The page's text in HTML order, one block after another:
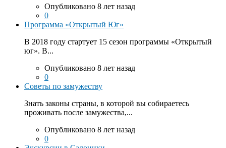
Опубликовано 8 лет назад
0
Программа «Открытый Юг»
В 2018 году стартует 15 сезон программы «Открытый
юг». В...
Опубликовано 8 лет назад
0
Советы по замужеству
Знать законы страны, в которой вы собираетесь
проживать после замужества,...
Опубликовано 8 лет назад
0